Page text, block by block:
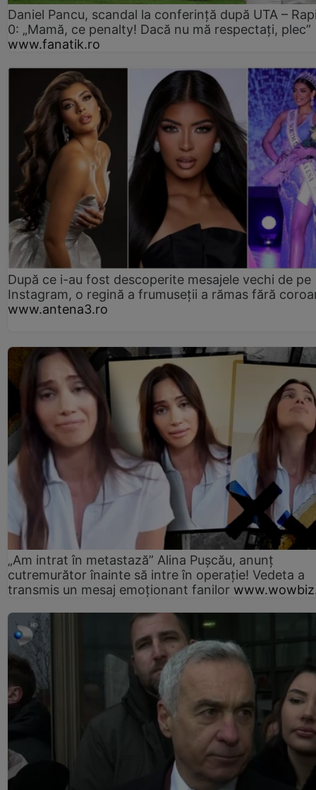
Daniel Pancu, scandal la conferință după UTA –
0: „Mamă, ce penalty! Dacă nu mă respectați, plec”
www.fanatik.ro
După ce i-au fost descoperite mesajele vechi de pe
Instagram, o regină a frumuseții a rămas fără
www.antena3.ro
„Am intrat în metastază” Alina Pușcău, anunț
cutremurător înainte să intre în operație! Vedeta a
transmis un mesaj emoționant fanilor